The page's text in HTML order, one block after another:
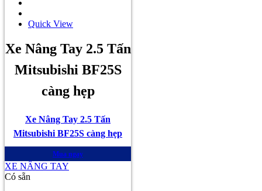
Quick View
Xe Nâng Tay 2.5 Tấn
Mitsubishi BF25S
càng hẹp
Xe Nâng Tay 2.5 Tấn
Mitsubishi BF25S càng hẹp
Mua ngay
XE NÂNG TAY
Có sẵn